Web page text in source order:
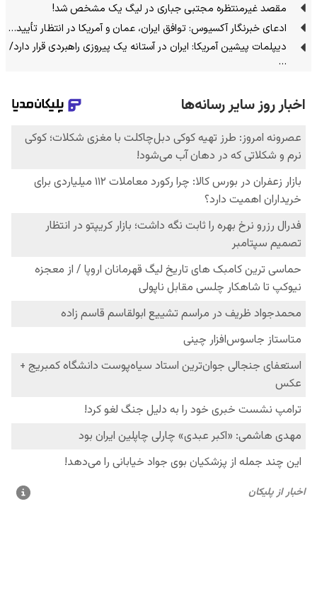
مقصد غیرمنتظره مجتبی جباری در لیگ یک مشخص شد!
ادعای خبرنگار آکسیوس: توافق ایران، عمان و آمریکا در انتظار تأیید…
دیپلمات پیشین آمریکا: ایران در آستانه یک پیروزی راهبردی قرار دارد/
…